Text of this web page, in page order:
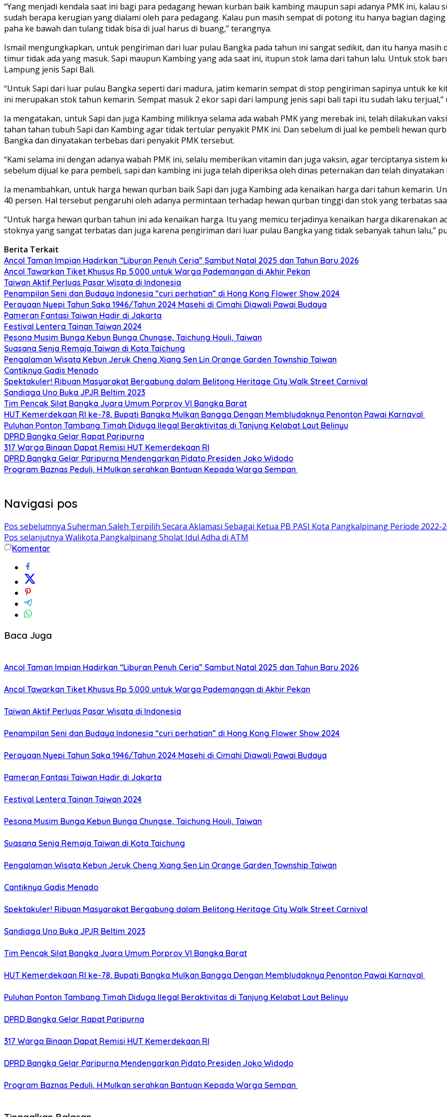
“Yang menjadi kendala saat ini bagi para pedagang hewan kurban baik kambing maupun sapi adanya PMK ini, kalau
sudah berapa kerugian yang dialami oleh para pedagang. Kalau pun masih sempat di potong itu hanya bagian
paha ke bawah dan tulang tidak bisa di jual harus di buang,” terangnya.
Ismail mengungkapkan, untuk pengiriman dari luar pulau Bangka pada tahun ini sangat sedikit, dan itu hanya masih
timur tidak ada yang masuk. Sapi maupun Kambing yang ada saat ini, itupun stok lama dari tahun lalu. Untuk stok
Lampung jenis Sapi Bali.
“Untuk Sapi dari luar pulau Bangka seperti dari madura, jatim kemarin sempat di stop pengiriman sapinya untuk ke
ini merupakan stok tahun kemarin. Sempat masuk 2 ekor sapi dari lampung jenis sapi bali tapi itu sudah laku terjual,”
Ia mengatakan, untuk Sapi dan juga Kambing miliknya selama ada wabah PMK yang merebak ini, telah dilakukan
tahan tahan tubuh Sapi dan Kambing agar tidak tertular penyakit PMK ini. Dan sebelum di jual ke pembeli hewan
Bangka dan dinyatakan terbebas dari penyakit PMK tersebut.
“Kami selama ini dengan adanya wabah PMK ini, selalu memberikan vitamin dan juga vaksin, agar terciptanya
sebelum dijual ke para pembeli, sapi dan kambing ini juga telah diperiksa oleh dinas peternakan dan telah dinyatakan
Ia menambahkan, untuk harga hewan qurban baik Sapi dan juga Kambing ada kenaikan harga dari tahun kemarin.
40 persen. Hal tersebut pengaruhi oleh adanya permintaan terhadap hewan qurban tinggi dan stok yang terbatas
“Untuk harga hewan qurban tahun ini ada kenaikan harga. Itu yang memicu terjadinya kenaikan harga dikarenakan
stoknya yang sangat terbatas dan juga karena pengiriman dari luar pulau Bangka yang tidak sebanyak tahun lalu,”
Berita Terkait
Ancol Taman Impian Hadirkan “Liburan Penuh Ceria” Sambut Natal 2025 dan Tahun Baru 2026
Ancol Tawarkan Tiket Khusus Rp 5.000 untuk Warga Pademangan di Akhir Pekan
Taiwan Aktif Perluas Pasar Wisata di Indonesia
Penampilan Seni dan Budaya Indonesia “curi perhatian” di Hong Kong Flower Show 2024
Perayaan Nyepi Tahun Saka 1946/Tahun 2024 Masehi di Cimahi Diawali Pawai Budaya
Pameran Fantasi Taiwan Hadir di Jakarta
Festival Lentera Tainan Taiwan 2024
Pesona Musim Bunga Kebun Bunga Chungse, Taichung Houli, Taiwan
Suasana Senja Remaja Taiwan di Kota Taichung
Pengalaman Wisata Kebun Jeruk Cheng Xiang Sen Lin Orange Garden Township Taiwan
Cantiknya Gadis Menado
Spektakuler! Ribuan Masyarakat Bergabung dalam Belitong Heritage City Walk Street Carnival
Sandiaga Uno Buka JPJR Beltim 2023
Tim Pencak Silat Bangka Juara Umum Porprov VI Bangka Barat
HUT Kemerdekaan RI ke-78, Bupati Bangka Mulkan Bangga Dengan Membludaknya Penonton Pawai Karnaval
Puluhan Ponton Tambang Timah Diduga Ilegal Beraktivitas di Tanjung Kelabat Laut Belinyu
DPRD Bangka Gelar Rapat Paripurna
317 Warga Binaan Dapat Remisi HUT Kemerdekaan RI
DPRD Bangka Gelar Paripurna Mendengarkan Pidato Presiden Joko Widodo
Program Baznas Peduli, H.Mulkan serahkan Bantuan Kepada Warga Sempan
Navigasi pos
Pos sebelumnya Suherman Saleh Terpilih Secara Aklamasi Sebagai Ketua PB PASI Kota Pangkalpinang Periode 2022-
Pos selanjutnya Walikota Pangkalpinang Sholat Idul Adha di ATM
Komentar
Baca Juga
Ancol Taman Impian Hadirkan “Liburan Penuh Ceria” Sambut Natal 2025 dan Tahun Baru 2026
Ancol Tawarkan Tiket Khusus Rp 5.000 untuk Warga Pademangan di Akhir Pekan
Taiwan Aktif Perluas Pasar Wisata di Indonesia
Penampilan Seni dan Budaya Indonesia “curi perhatian” di Hong Kong Flower Show 2024
Perayaan Nyepi Tahun Saka 1946/Tahun 2024 Masehi di Cimahi Diawali Pawai Budaya
Pameran Fantasi Taiwan Hadir di Jakarta
Festival Lentera Tainan Taiwan 2024
Pesona Musim Bunga Kebun Bunga Chungse, Taichung Houli, Taiwan
Suasana Senja Remaja Taiwan di Kota Taichung
Pengalaman Wisata Kebun Jeruk Cheng Xiang Sen Lin Orange Garden Township Taiwan
Cantiknya Gadis Menado
Spektakuler! Ribuan Masyarakat Bergabung dalam Belitong Heritage City Walk Street Carnival
Sandiaga Uno Buka JPJR Beltim 2023
Tim Pencak Silat Bangka Juara Umum Porprov VI Bangka Barat
HUT Kemerdekaan RI ke-78, Bupati Bangka Mulkan Bangga Dengan Membludaknya Penonton Pawai Karnaval
Puluhan Ponton Tambang Timah Diduga Ilegal Beraktivitas di Tanjung Kelabat Laut Belinyu
DPRD Bangka Gelar Rapat Paripurna
317 Warga Binaan Dapat Remisi HUT Kemerdekaan RI
DPRD Bangka Gelar Paripurna Mendengarkan Pidato Presiden Joko Widodo
Program Baznas Peduli, H.Mulkan serahkan Bantuan Kepada Warga Sempan